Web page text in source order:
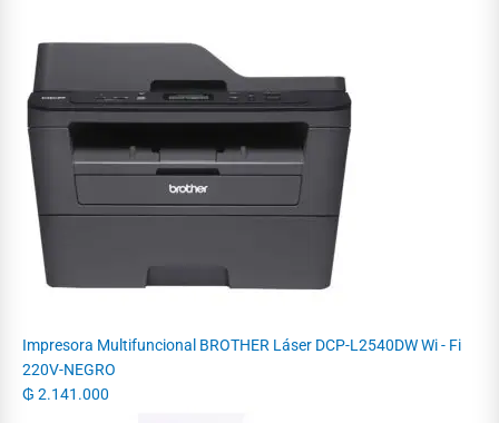
Impresora Multifuncional BROTHER Láser DCP-L2540DW Wi - Fi
220V-NEGRO
₲ 2.141.000